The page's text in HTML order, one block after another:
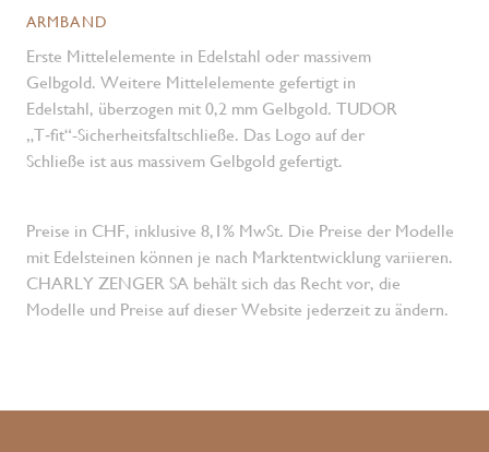
ARMBAND
Erste Mittelelemente in Edelstahl oder massivem
Gelbgold. Weitere Mittelelemente gefertigt in
Edelstahl, überzogen mit 0,2 mm Gelbgold. TUDOR
„T‑fit“-Sicherheits­faltschließe. Das Logo auf der
Schließe ist aus massivem Gelbgold gefertigt.
Preise in CHF, inklusive 8,1% MwSt. Die Preise der Modelle
mit Edelsteinen können je nach Marktentwicklung variieren.
CHARLY ZENGER SA behält sich das Recht vor, die
Modelle und Preise auf dieser Website jederzeit zu ändern.